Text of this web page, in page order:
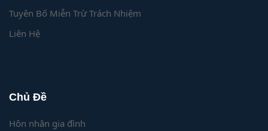
Tuyên Bố Miễn Trừ Trách Nhiệm
Liên Hệ
Chủ Đề
Hôn nhân gia đình